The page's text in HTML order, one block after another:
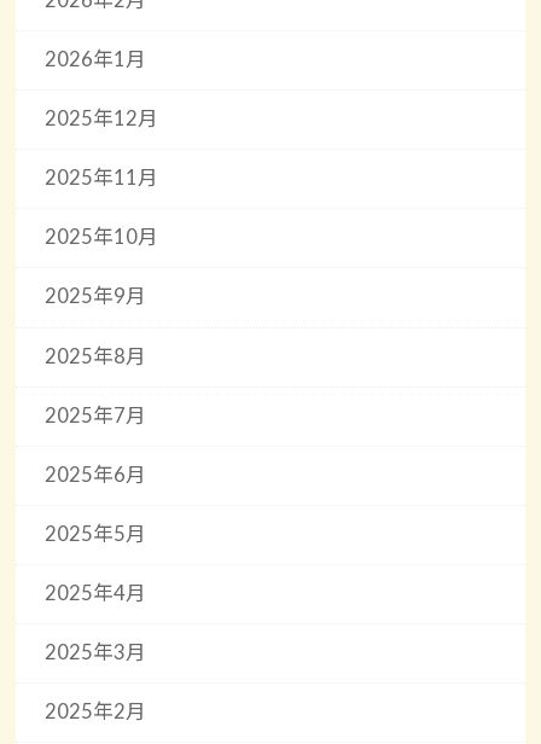
2026年1月
2025年12月
2025年11月
2025年10月
2025年9月
2025年8月
2025年7月
2025年6月
2025年5月
2025年4月
2025年3月
2025年2月